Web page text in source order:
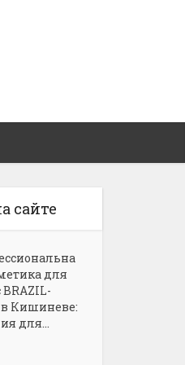
сайте
для
BRAZIL-
в Кишиневе:
для...